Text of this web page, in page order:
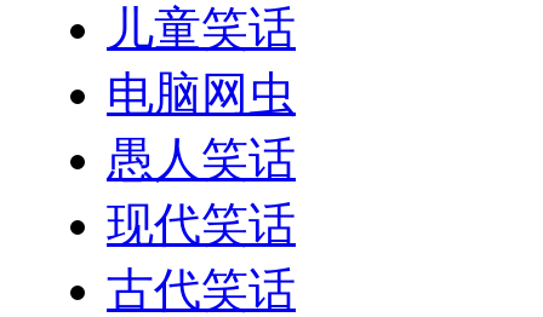
儿童笑话
电脑网虫
愚人笑话
现代笑话
古代笑话